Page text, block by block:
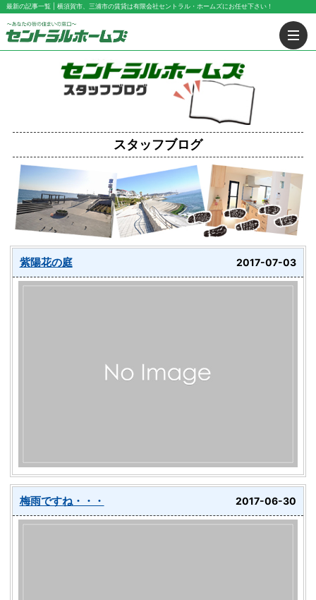
最新の記事一覧 | 横須賀市、三浦市の賃貸は有限会社セントラル・ホームズにお任せ下さい！
スタッフブログ
紫陽花の庭 2017-07-03
梅雨ですね・・・ 2017-06-30